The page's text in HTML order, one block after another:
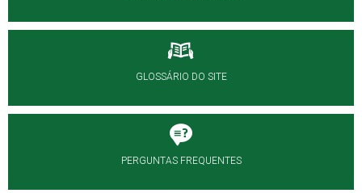
GLOSSÁRIO DO SITE
PERGUNTAS FREQUENTES